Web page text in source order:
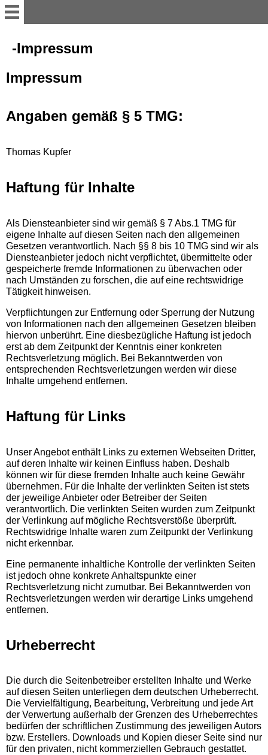
1-Savagegroup-Deutsch
Wer ist die Band
Savagegroup ?
5-Neuigkeiten-deutsch
Lyrics-Texte
Savagegroup Musikstudio
Video´s von uns
8-CD Wall of fear kaufen
7-Impressum-deutsch
-Impressum
Impressum
Angaben gemäß § 5 TMG:
Thomas Kupfer
Haftung für Inhalte
Als Diensteanbieter sind wir gemäß § 7 Abs.1 TMG für
eigene Inhalte auf diesen Seiten nach den allgemeinen
Gesetzen verantwortlich. Nach §§ 8 bis 10 TMG sind wir als
Diensteanbieter jedoch nicht verpflichtet, übermittelte oder
gespeicherte fremde Informationen zu überwachen oder
nach Umständen zu forschen, die auf eine rechtswidrige
Tätigkeit hinweisen.
Verpflichtungen zur Entfernung oder Sperrung der Nutzung
von Informationen nach den allgemeinen Gesetzen bleiben
hiervon unberührt. Eine diesbezügliche Haftung ist jedoch
erst ab dem Zeitpunkt der Kenntnis einer konkreten
Rechtsverletzung möglich. Bei Bekanntwerden von
entsprechenden Rechtsverletzungen werden wir diese
Inhalte umgehend entfernen.
Haftung für Links
Unser Angebot enthält Links zu externen Webseiten Dritter,
auf deren Inhalte wir keinen Einfluss haben. Deshalb
können wir für diese fremden Inhalte auch keine Gewähr
übernehmen. Für die Inhalte der verlinkten Seiten ist stets
der jeweilige Anbieter oder Betreiber der Seiten
verantwortlich. Die verlinkten Seiten wurden zum Zeitpunkt
der Verlinkung auf mögliche Rechtsverstöße überprüft.
Rechtswidrige Inhalte waren zum Zeitpunkt der Verlinkung
nicht erkennbar.
Eine permanente inhaltliche Kontrolle der verlinkten Seiten
ist jedoch ohne konkrete Anhaltspunkte einer
Rechtsverletzung nicht zumutbar. Bei Bekanntwerden von
Rechtsverletzungen werden wir derartige Links umgehend
entfernen.
Urheberrecht
Die durch die Seitenbetreiber erstellten Inhalte und Werke
auf diesen Seiten unterliegen dem deutschen Urheberrecht.
Die Vervielfältigung, Bearbeitung, Verbreitung und jede Art
der Verwertung außerhalb der Grenzen des Urheberrechtes
bedürfen der schriftlichen Zustimmung des jeweiligen Autors
bzw. Erstellers. Downloads und Kopien dieser Seite sind nur
für den privaten, nicht kommerziellen Gebrauch gestattet.